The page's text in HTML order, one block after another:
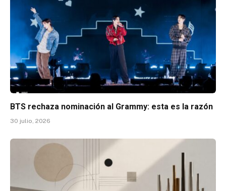
BTS rechaza nominación al Grammy: esta es la razón
30 julio, 2026